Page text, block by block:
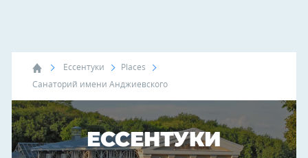
Ессентуки Places
Санаторий имени Анджиевского
ЕССЕНТУКИ